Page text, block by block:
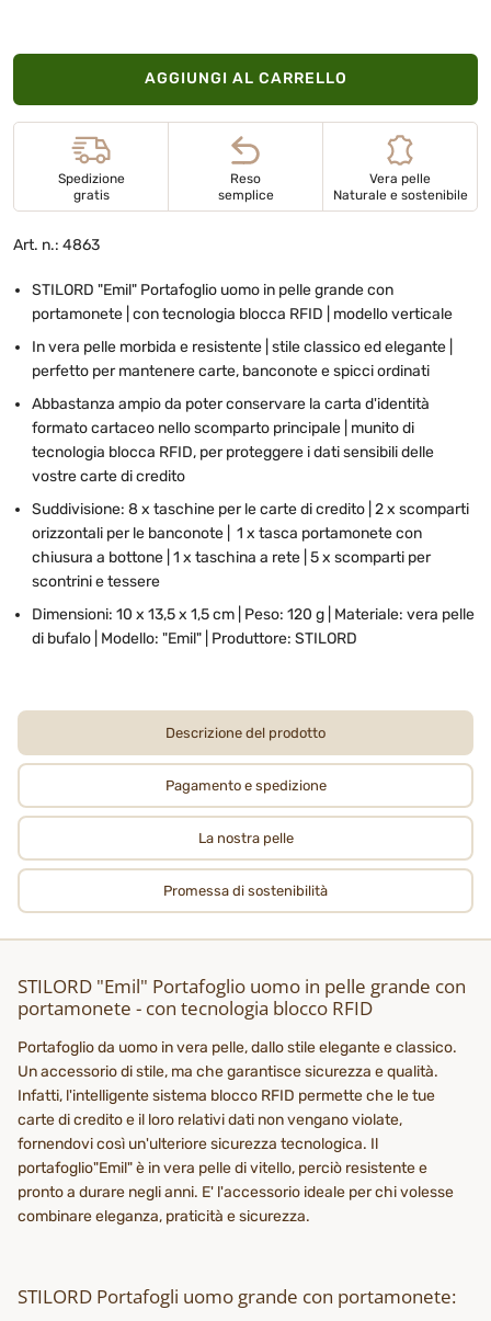
AGGIUNGI AL CARRELLO
Spedizione
gratis
Reso
semplice
Vera pelle
Naturale e sostenibile
Art. n.: 4863
STILORD "Emil" Portafoglio uomo in pelle grande con
portamonete | con tecnologia blocca RFID | modello verticale
In vera pelle morbida e resistente | stile classico ed elegante |
perfetto per mantenere carte, banconote e spicci ordinati
Abbastanza ampio da poter conservare la carta d'identità
formato cartaceo nello scomparto principale | munito di
tecnologia blocca RFID, per proteggere i dati sensibili delle
vostre carte di credito
Suddivisione: 8 x taschine per le carte di credito | 2 x scomparti
orizzontali per le banconote | 1 x tasca portamonete con
chiusura a bottone | 1 x taschina a rete | 5 x scomparti per
scontrini e tessere
Dimensioni: 10 x 13,5 x 1,5 cm | Peso: 120 g | Materiale: vera pelle
di bufalo | Modello: "Emil" | Produttore: STILORD
Descrizione del prodotto
Pagamento e spedizione
La nostra pelle
Promessa di sostenibilità
STILORD "Emil" Portafoglio uomo in pelle grande con
portamonete - con tecnologia blocco RFID
Portafoglio da uomo in vera pelle, dallo stile elegante e classico.
Un accessorio di stile, ma che garantisce sicurezza e qualità.
Infatti, l'intelligente sistema blocco RFID permette che le tue
carte di credito e il loro relativi dati non vengano violate,
fornendovi così un'ulteriore sicurezza tecnologica. Il
portafoglio"Emil" è in vera pelle di vitello, perciò resistente e
pronto a durare negli anni. E' l'accessorio ideale per chi volesse
combinare eleganza, praticità e sicurezza.
STILORD Portafogli uomo grande con portamonete: